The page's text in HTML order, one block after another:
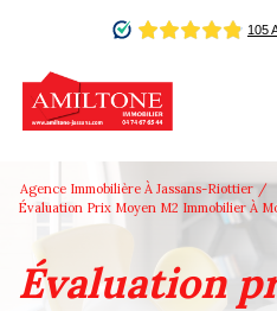
Agence Immobilière À Jassans-Riottier
Évaluation Prix Moyen M2 Immobilier À
évaluation prix moyen